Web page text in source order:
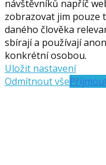
návštěvníků napříč
zobrazovat jim pouze
daného člověka
sbírají a používají
konkrétní osobou.
Uložit nastavení
Odmítnout vše